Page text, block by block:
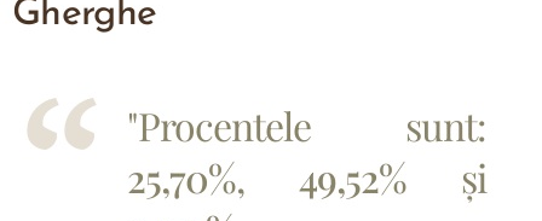
Gherghe
"Procentele sunt:
25,70%, 49,52% și